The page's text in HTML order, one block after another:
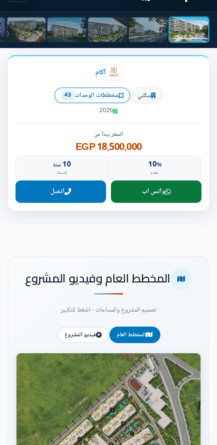
آكام
سكني مخططات الوحدات 43
2026
السعر يبدأ من
18,500,000 EGP
10%
مقدم
10 سنة
تقسيط
واتس اب اتصل
المخطط العام وفيديو المشروع
تصميم المشروع والمساحات - اضغط للتكبير
المخطط العام فيديو المشروع